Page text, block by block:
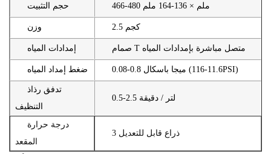
حجم التثبيت 466-480 ملم × 136-164 ملم
وزن 2.5 كجم
إمدادات المياه صمام T متصل مباشرة بإمدادات المياه
ضغط إمداد المياه 0.08-0.8 ميجا باسكال (11.6-116PSI)
تدفق رذاذ
التنظيف
0.5-2.5 لتر / دقيقة
درجة حرارة
المقعد
3 ذراع قابل للتعديل